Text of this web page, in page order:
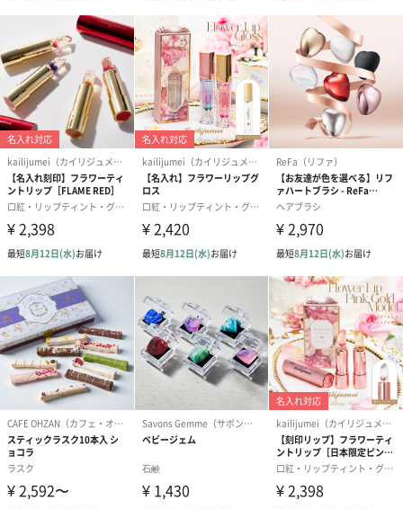
プリザーブドフラワー
ブーケ（ピンク）
（2,580円）
プリザーブドフラワー
ブーケ（ブルー）
（2,580円）
アミュレット
ク）（1,500円
ぬいぐるみ
愛らしいぬいぐるみを同梱してお届けします。
誕生日・記念日・出産祝いなどのシーンにおすすめです。
フラワーテディベア
（2,390円）
テディベア（バニラ）
（1,760円）
テディベア（
ル）（1,760円
紅茶・コーヒー・スイーツ
への＋αにおすすめです。